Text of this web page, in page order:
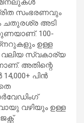
സംഭരണവും
ചതുരശ്ര അടി
100-
ഉള്ള
വലിയ സ്വകാര്യ
അതിന്റെ
പിന്‍
വഴിയും ഉള്ള